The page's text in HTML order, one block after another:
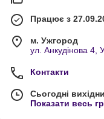
Працює з
м. Ужгород
ул. Анкудінова 4,
Контакти
Сьогодні
Показати весь